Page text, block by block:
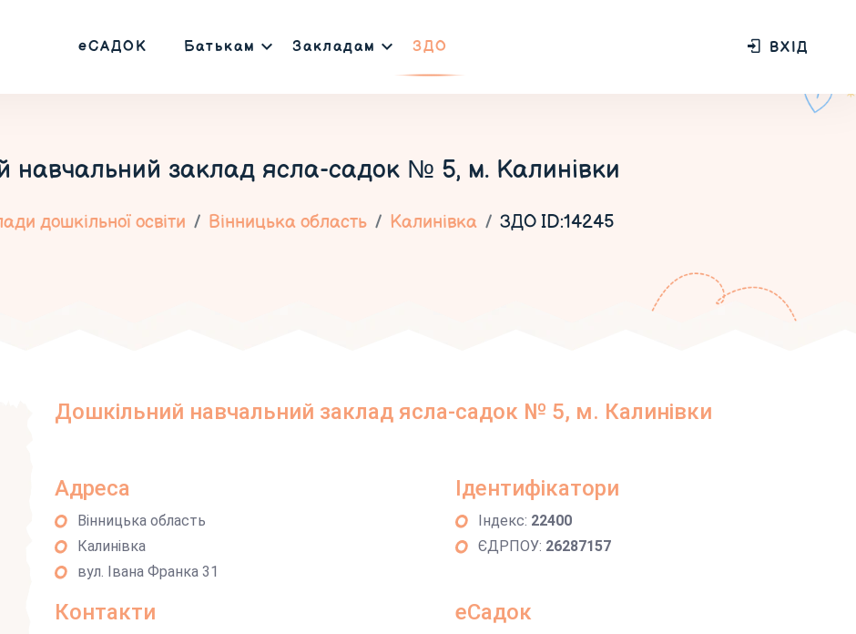
еСАДОК Батькам Закладам ЗДО ВХІД
навчальний заклад ясла-садок № 5, м. Калинівки
дошкільної освіти Вінницька область Калинівка ЗДО ID:14245
Дошкільний навчальний заклад ясла-садок № 5, м. Калинівки
Адреса
Вінницька область
Калинівка
вул. Івана Франка 31
Ідентифікатори
Індекс: 22400
ЄДРПОУ: 26287157
Контакти еСадок